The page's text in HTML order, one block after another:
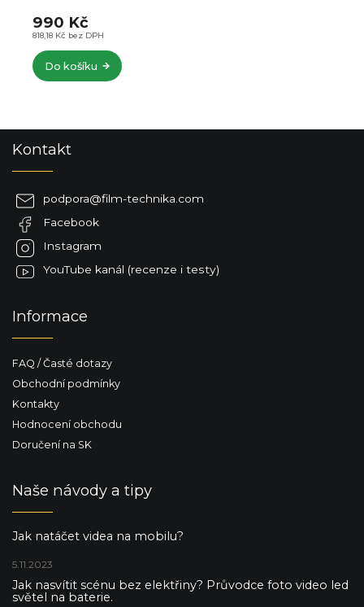
818,18 Kč bez DPH
990 Kč
Do košíku
Kontakt
podpora@film-technika.com
Facebook
Instagram
YouTube kanál (recenze i testy)
Informace
FAQ / Časté dotazy
Obchodní podmínky
Kontakty
Hodnocení obchodu
Doručení na SK
Naše návody a tipy
Jak natáčet videa na mobilu?
5.11.2023
Jak nasvítit scénu bez elektřiny? Průvodce foto video led
světel na baterie.